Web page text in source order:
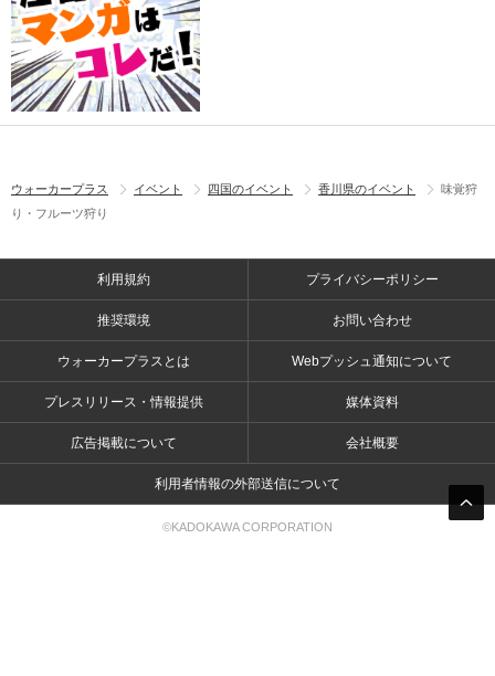
ウォーカープラス イベント 四国のイベント 香川県のイベント
味覚狩
り・フルーツ狩り
利用規約 プライバシーポリシー
推奨環境 お問い合わせ
ウォーカープラスとは Webプッシュ通知について
プレスリリース・情報提供 媒体資料
広告掲載について 会社概要
利用者情報の外部送信について
©KADOKAWA CORPORATION